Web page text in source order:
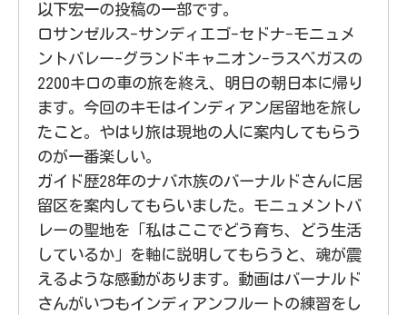
以下宏一の投稿の一部です。
ロサンゼルス-サンディエゴ-セドナ-モニュメ
ントバレー-グランドキャニオン-ラスベガスの
2200キロの車の旅を終え、明日の朝日本に帰り
ます。今回のキモはインディアン居留地を旅し
たこと。やはり旅は現地の人に案内してもらう
のが一番楽しい。
ガイド歴28年のナバホ族のバーナルドさんに居
留区を案内してもらいました。モニュメントバ
レーの聖地を「私はここでどう育ち、どう生活
しているか」を軸に説明してもらうと、魂が震
えるような感動があります。動画はバーナルド
さんがいつもインディアンフルートの練習をし